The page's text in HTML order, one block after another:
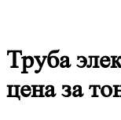
Труба
цена за